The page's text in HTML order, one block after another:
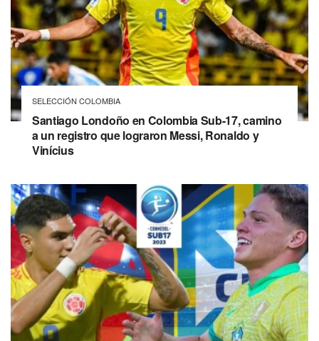
SELECCIÓN COLOMBIA
Santiago Londoño en Colombia Sub-17, camino
a un registro que lograron Messi, Ronaldo y
Vinícius